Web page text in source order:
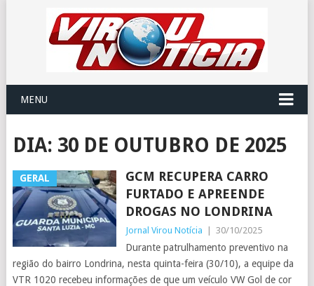
MENU
DIA: 30 DE OUTUBRO DE 2025
GERAL
GCM RECUPERA CARRO
FURTADO E APREENDE
DROGAS NO LONDRINA
Jornal Virou Notícia 30/10/2025
Durante patrulhamento preventivo na
região do bairro Londrina, nesta quinta-feira (30/10), a equipe da
VTR 1020 recebeu informações de que um veículo VW Gol de cor